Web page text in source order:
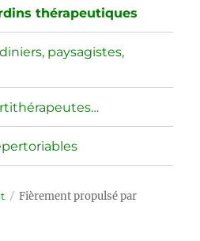
thérapeutiques
paysagistes,
Fièrement propulsé par